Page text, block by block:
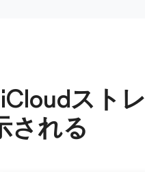
iCloudスト
される